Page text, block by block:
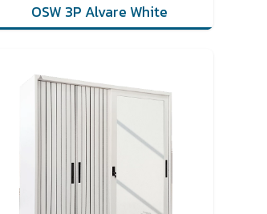
OSW 3P Alvare White